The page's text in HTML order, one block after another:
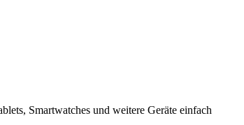
Smartwatches und weitere Geräte einfach